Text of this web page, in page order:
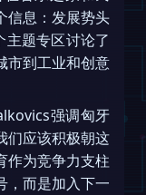
信息：发展势头
题专区讨论了
到工业和创意
强调匈牙
应该积极朝这
作为竞争力支柱
，而是加入下一